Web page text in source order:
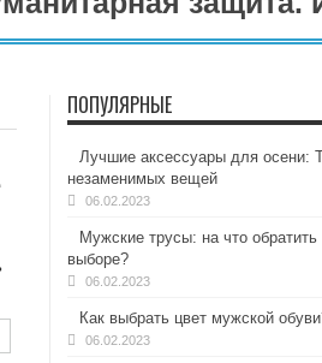
ПОПУЛЯРНЫЕ
Лучшие аксессуары для осени:
незаменимых вещей
06.02.2023
Мужские трусы: на что
выборе?
06.02.2023
Как выбрать цвет мужской
06.02.2023